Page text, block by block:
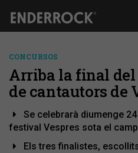
CONCURSOS
Arriba la final
de cantautors de
Se celebrarà diumenge
festival Vespres sota el
Els tres finalistes,